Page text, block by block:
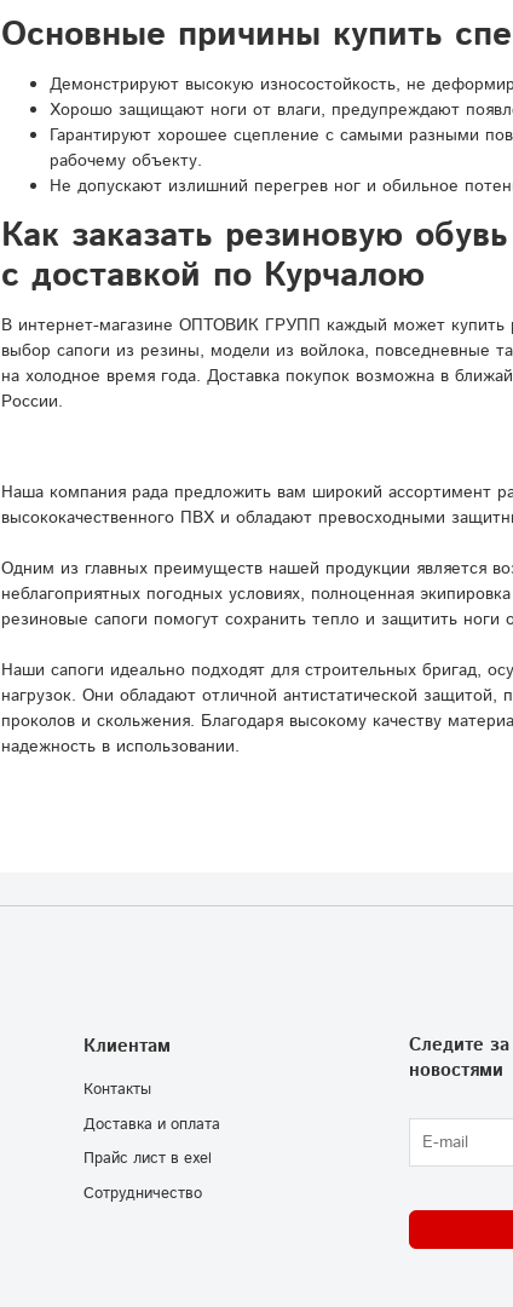
Основные причины купить
Демонстрируют высокую износостойкость, не
Хорошо защищают ноги от влаги, предупреждают
Гарантируют хорошее сцепление с самыми разными
рабочему объекту.
Не допускают излишний перегрев ног и обильное
Как заказать резиновую
с доставкой по Курчалою
В интернет-магазине ОПТОВИК ГРУПП каждый может купить
выбор сапоги из резины, модели из войлока, повседневные
на холодное время года. Доставка покупок возможна в
России.
Наша компания рада предложить вам широкий ассортимент
высококачественного ПВХ и обладают превосходными
Одним из главных преимуществ нашей продукции является
неблагоприятных погодных условиях, полноценная
резиновые сапоги помогут сохранить тепло и защитить ноги
Наши сапоги идеально подходят для строительных бригад,
нагрузок. Они обладают отличной антистатической
проколов и скольжения. Благодаря высокому качеству
надежность в использовании.
Клиентам
Контакты
Доставка и оплата
Прайс лист в exel
Сотрудничество
Следите
новостями